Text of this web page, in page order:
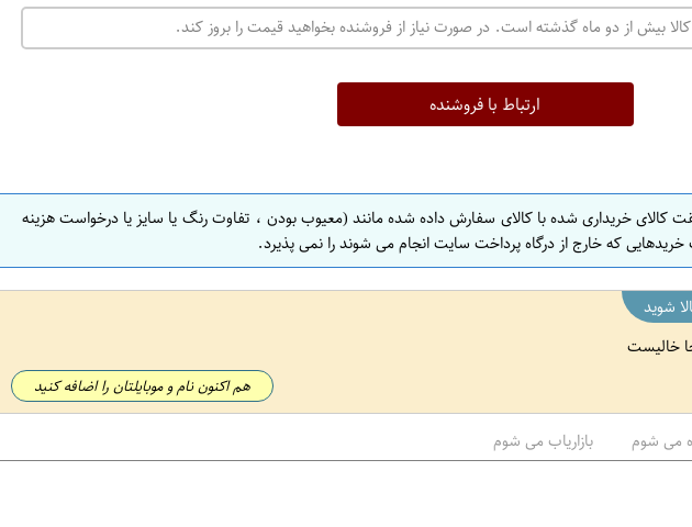
کالا بیش از دو ماه گذشته است. در صورت نیاز از فروشنده بخواهید قیمت را بروز کند.
ارتباط با فروشنده
کالای خریداری شده با کالای سفارش داده شده مانند (معیوب بودن ، تفاوت رنگ یا سایز یا درخواست هزینه
که خارج از درگاه پرداخت سایت انجام می شوند را نمی پذیرد.
شوید
خالیست
هم اکنون نام و موبایلتان را اضافه کنید
می شوم بازاریاب می شوم